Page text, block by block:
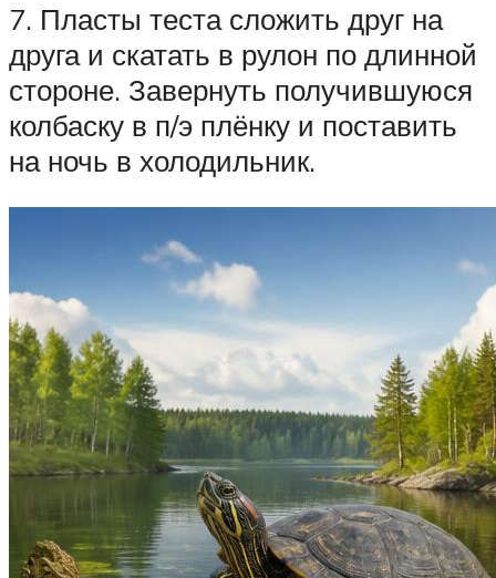
7. Пласты теста сложить друг на
друга и скатать в рулон по длинной
стороне. Завернуть получившуюся
колбаску в п/э плёнку и поставить
на ночь в холодильник.